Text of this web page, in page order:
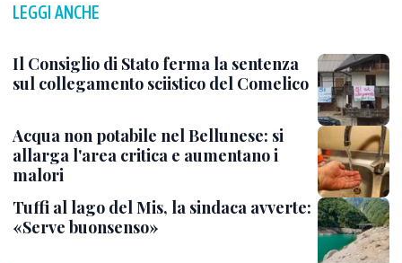
LEGGI ANCHE
Il Consiglio di Stato ferma la sentenza
sul collegamento sciistico del Comelico
Acqua non potabile nel Bellunese: si
allarga l'area critica e aumentano i
malori
Tuffi al lago del Mis, la sindaca avverte:
«Serve buonsenso»